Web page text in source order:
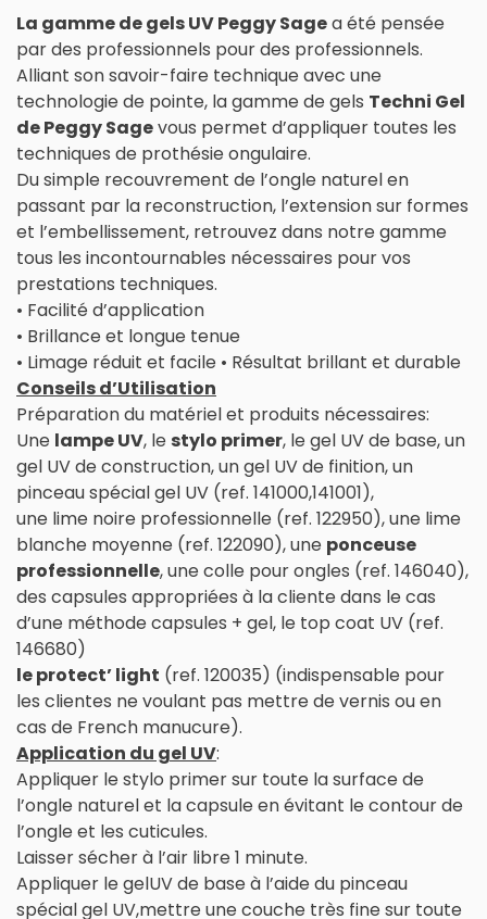
La gamme de gels UV Peggy Sagea été pensée
par des professionnels pour des professionnels.
Alliant son savoir-faire technique avec une
technologie de pointe, la gamme de gels Techni Gel
de Peggy Sagevous permet d’appliquer toutes les
techniques de prothésie ongulaire.
Du simple recouvrement de l’ongle naturel en
passant par la reconstruction, l’extension sur formes
et l’embellissement, retrouvez dans notre gamme
tous les incontournables nécessaires pour vos
prestations techniques.
• Facilité d’application
• Brillance et longue tenue
• Limage réduit et facile • Résultat brillant et durable
Conseils d’Utilisation
Préparation du matériel et produits nécessaires:
Une lampe UV, le stylo primer, le gel UV de base, un
gel UV de construction, un gel UV de finition, un
pinceau spécial gel UV (ref. 141000,141001),
une lime noire professionnelle (ref. 122950), une lime
blanche moyenne (ref. 122090), une ponceuse
professionnelle, une colle pour ongles (ref. 146040),
des capsules appropriées à la cliente dans le cas
d’une méthode capsules + gel, le top coat UV (ref.
146680)
le protect’ light (ref. 120035) (indispensable pour
les clientes ne voulant pas mettre de vernis ou en
cas de French manucure).
Application du gel UV:
Appliquer le stylo primer sur toute la surface de
l’ongle naturel et la capsule en évitant le contour de
l’ongle et les cuticules.
Laisser sécher à l’air libre 1 minute.
Appliquer le gelUV de base à l’aide du pinceau
spécial gel UV,mettre une couche très fine sur toute